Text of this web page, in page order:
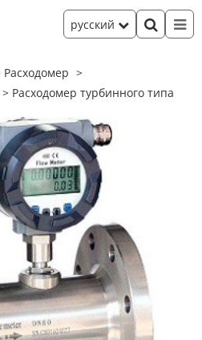
русский
Расходомер
Расходомер турбинного типа